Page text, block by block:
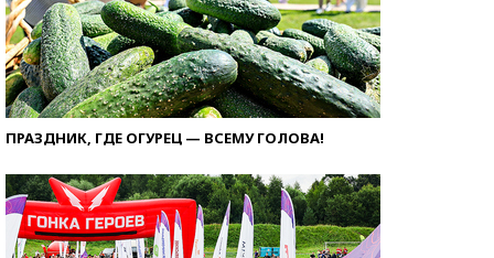
ПРАЗДНИК, ГДЕ ОГУРЕЦ — ВСЕМУ ГОЛОВА!